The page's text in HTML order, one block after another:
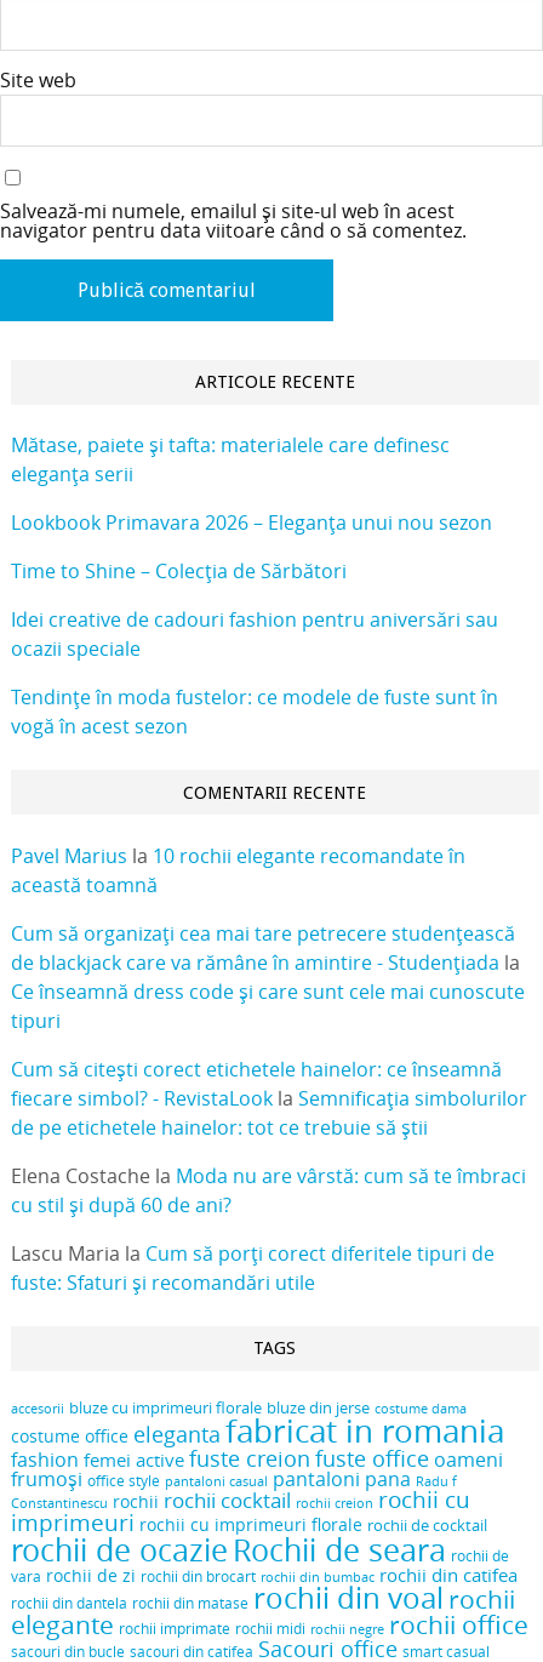
Site web
Salvează-mi numele, emailul și site-ul web în acest
navigator pentru data viitoare când o să comentez.
ARTICOLE RECENTE
Mătase, paiete și tafta: materialele care definesc
eleganța serii
Lookbook Primavara 2026 – Eleganța unui nou sezon
Time to Shine – Colecția de Sărbători
Idei creative de cadouri fashion pentru aniversări sau
ocazii speciale
Tendințe în moda fustelor: ce modele de fuste sunt în
vogă în acest sezon
COMENTARII RECENTE
Pavel Marius la 10 rochii elegante recomandate în
această toamnă
Cum să organizați cea mai tare petrecere studențească
de blackjack care va rămâne în amintire - Studențiada la
Ce înseamnă dress code și care sunt cele mai cunoscute
tipuri
Cum să citești corect etichetele hainelor: ce înseamnă
fiecare simbol? - RevistaLookla Semnificația simbolurilor
de pe etichetele hainelor: tot ce trebuie să știi
Elena Costachela Moda nu are vârstă: cum să te îmbraci
cu stil și după 60 de ani?
Lascu Maria la Cum să porți corect diferitele tipuri de
fuste: Sfaturi și recomandări utile
TAGS
accesorii bluze cu imprimeuri florale bluze din jerse costume dama
costume office eleganta fabricat in romania
fashion femei active fuste creion fuste office oameni
frumoși office style pantaloni casual pantaloni pana Radu f
Constantinescu rochii rochii cocktail rochii creion rochii cu
imprimeuri rochii cu imprimeuri florale rochii de cocktail
rochii de ocazie Rochii de seara rochii de
vara rochii de zi rochii din brocart rochii din bumbac rochii din catifea
rochii din dantela rochii din matase rochii din voal rochii
elegante rochii imprimate rochii midi rochii negre rochii office
sacouri din bucle sacouri din catifea Sacouri office smart casual